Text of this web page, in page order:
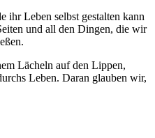
ihr Leben selbst gestalten kann
und all den Dingen, die wir
Lächeln auf den Lippen,
Leben. Daran glauben wir,